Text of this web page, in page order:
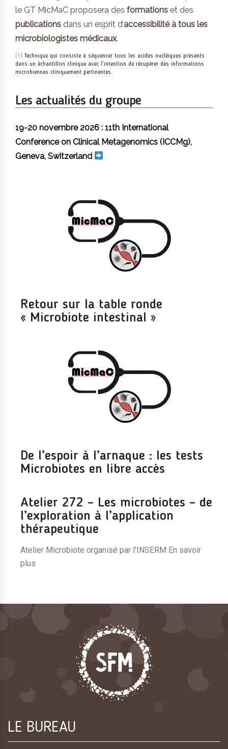
le GT MicMaC proposera des formations et des
publications dans un esprit d’accessibilité à tous les
microbiologistes médicaux.
[1]
Technique qui consiste à séquencer tous les acides nucléiques présents
dans un échantillon clinique avec l’intention de récupérer des informations
microbiennes cliniquement pertinentes.
Les actualités du groupe
19-20 novembre 2026 : 11th International
Conference on Clinical Metagenomics (ICCMg),
Geneva, Switzerland
Retour sur la table ronde
« Microbiote intestinal »
De l’espoir à l’arnaque : les tests
Microbiotes en libre accès
Atelier 272 – Les microbiotes – de
l’exploration à l’application
thérapeutique
Atelier Microbiote organisé par l’INSERM En savoir
plus
LE BUREAU